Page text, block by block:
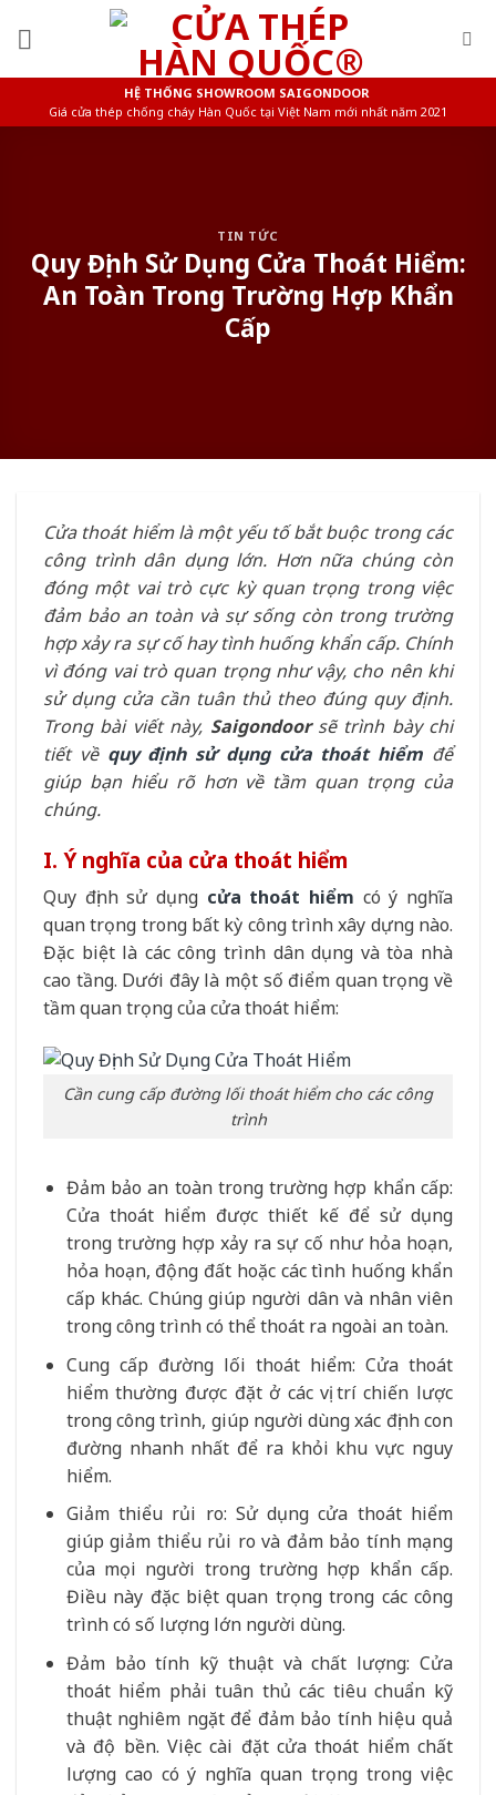
HỆ THỐNG SHOWROOM SAIGONDOOR
Giá cửa thép chống cháy Hàn Quốc tại Việt Nam mới nhất năm 2021
TIN TỨC
Quy Định Sử Dụng Cửa Thoát Hiểm:
An Toàn Trong Trường Hợp Khẩn
Cấp
Cửa thoát hiểm là một yếu tố bắt buộc trong các
công trình dân dụng lớn. Hơn nữa chúng còn
đóng một vai trò cực kỳ quan trọng trong việc
đảm bảo an toàn và sự sống còn trong trường
hợp xảy ra sự cố hay tình huống khẩn cấp. Chính
vì đóng vai trò quan trọng như vậy, cho nên khi
sử dụng cửa cần tuân thủ theo đúng quy định.
Trong bài viết này, Saigondoorsẽ trình bày chi
tiết về quy định sử dụng cửa thoát hiểm để
giúp bạn hiểu rõ hơn về tầm quan trọng của
chúng.
I. Ý nghĩa của cửa thoát hiểm
Quy định sử dụng cửa thoát hiểm có ý nghĩa
quan trọng trong bất kỳ công trình xây dựng nào.
Đặc biệt là các công trình dân dụng và tòa nhà
cao tầng. Dưới đây là một số điểm quan trọng về
tầm quan trọng của cửa thoát hiểm:
Cần cung cấp đường lối thoát hiểm cho các công
trình
Đảm bảo an toàn trong trường hợp khẩn cấp:
Cửa thoát hiểm được thiết kế để sử dụng
trong trường hợp xảy ra sự cố như hỏa hoạn,
hỏa hoạn, động đất hoặc các tình huống khẩn
cấp khác. Chúng giúp người dân và nhân viên
trong công trình có thể thoát ra ngoài an toàn.
Cung cấp đường lối thoát hiểm: Cửa thoát
hiểm thường được đặt ở các vị trí chiến lược
trong công trình, giúp người dùng xác định con
đường nhanh nhất để ra khỏi khu vực nguy
hiểm.
Giảm thiểu rủi ro: Sử dụng cửa thoát hiểm
giúp giảm thiểu rủi ro và đảm bảo tính mạng
của mọi người trong trường hợp khẩn cấp.
Điều này đặc biệt quan trọng trong các công
trình có số lượng lớn người dùng.
Đảm bảo tính kỹ thuật và chất lượng: Cửa
thoát hiểm phải tuân thủ các tiêu chuẩn kỹ
thuật nghiêm ngặt để đảm bảo tính hiệu quả
và độ bền. Việc cài đặt cửa thoát hiểm chất
lượng cao có ý nghĩa quan trọng trong việc